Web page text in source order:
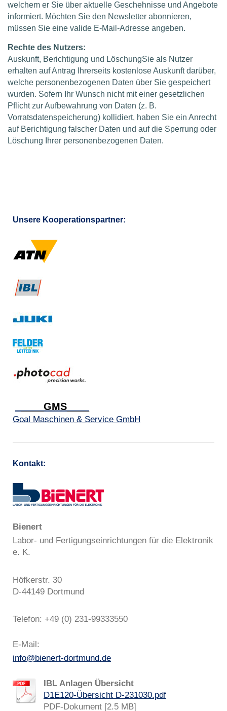
welchem er Sie über aktuelle Geschehnisse und Angebote
informiert. Möchten Sie den Newsletter abonnieren,
müssen Sie eine valide E-Mail-Adresse angeben.
Rechte des Nutzers:
Auskunft, Berichtigung und LöschungSie als Nutzer
erhalten auf Antrag Ihrerseits kostenlose Auskunft darüber,
welche personenbezogenen Daten über Sie gespeichert
wurden. Sofern Ihr Wunsch nicht mit einer gesetzlichen
Pflicht zur Aufbewahrung von Daten (z. B.
Vorratsdatenspeicherung) kollidiert, haben Sie ein Anrecht
auf Berichtigung falscher Daten und auf die Sperrung oder
Löschung Ihrer personenbezogenen Daten.
Unsere Kooperationspartner:
____GMS____
Goal Maschinen & Service GmbH
Kontakt:
Bienert
Labor- und Fertigungseinrichtungen für die Elektronik
e. K.
Höfkerstr. 30
D-44149 Dortmund
Telefon: +49 (0) 231-99333550
E-Mail:
info@bienert-dortmund.de
IBL Anlagen Übersicht
D1E120-Übersicht D-231030.pdf
PDF-Dokument [2.5 MB]